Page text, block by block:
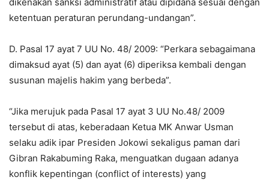
dikenakan sanksi administratif atau dipidana sesuai dengan
ketentuan peraturan perundang-undangan”.
D. Pasal 17 ayat 7 UU No. 48/ 2009: “Perkara sebagaimana
dimaksud ayat (5) dan ayat (6) diperiksa kembali dengan
susunan majelis hakim yang berbeda”.
“Jika merujuk pada Pasal 17 ayat 3 UU No.48/ 2009
tersebut di atas, keberadaan Ketua MK Anwar Usman
selaku adik ipar Presiden Jokowi sekaligus paman dari
Gibran Rakabuming Raka, menguatkan dugaan adanya
konflik kepentingan (conflict of interests) yang